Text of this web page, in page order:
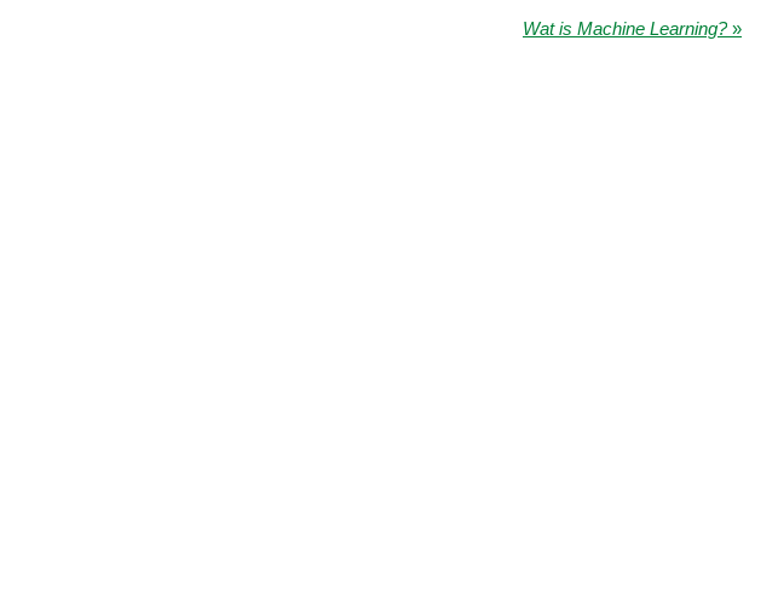
Wat is Machine Learning? »